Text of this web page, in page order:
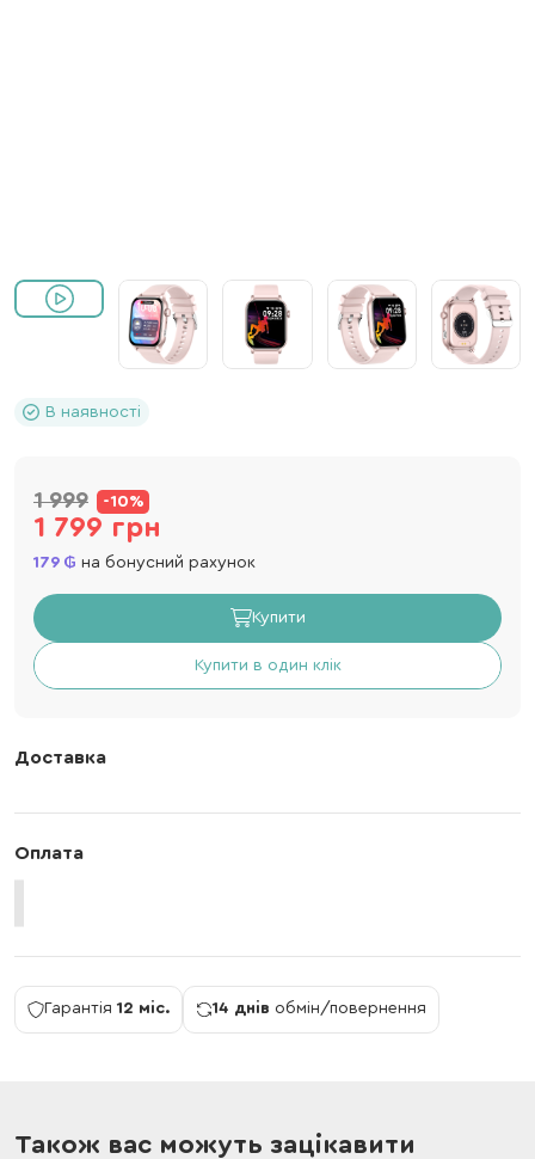
В наявності
1 999 -10%
1 799 грн
179 на бонусний рахунок
Купити
Купити в один клік
Доставка
Оплата
Гарантія 12 міс. 14 днів обмін/повернення
Також вас можуть зацікавити